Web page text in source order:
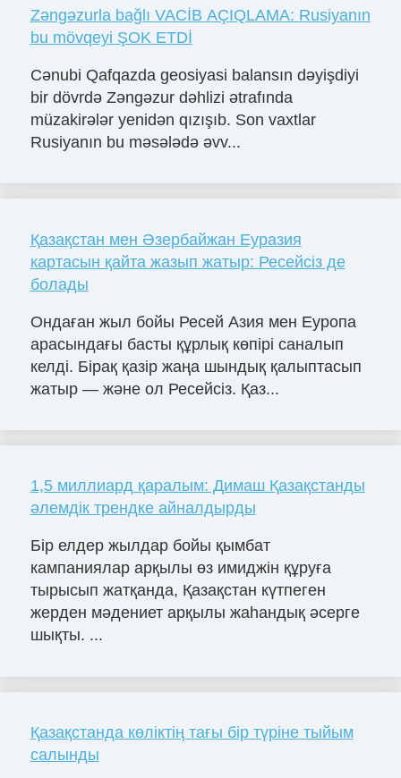
Zəngəzurla bağlı VACİB AÇIQLAMA: Rusiyanın
bu mövqeyi ŞOK ETDİ
Cənubi Qafqazda geosiyasi balansın dəyişdiyi
bir dövrdə Zəngəzur dəhlizi ətrafında
müzakirələr yenidən qızışıb. Son vaxtlar
Rusiyanın bu məsələdə əvv...
Қазақстан мен Әзербайжан Еуразия
картасын қайта жазып жатыр: Ресейсіз де
болады
Ондаған жыл бойы Ресей Азия мен Еуропа
арасындағы басты құрлық көпірі саналып
келді. Бірақ қазір жаңа шындық қалыптасып
жатыр — және ол Ресейсіз. Қаз...
1,5 миллиард қаралым: Димаш Қазақстанды
әлемдік трендке айналдырды
Бір елдер жылдар бойы қымбат
кампаниялар арқылы өз имиджін құруға
тырысып жатқанда, Қазақстан күтпеген
жерден мәдениет арқылы жаһандық әсерге
шықты. ...
Қазақстанда көліктің тағы бір түріне тыйым
салынды